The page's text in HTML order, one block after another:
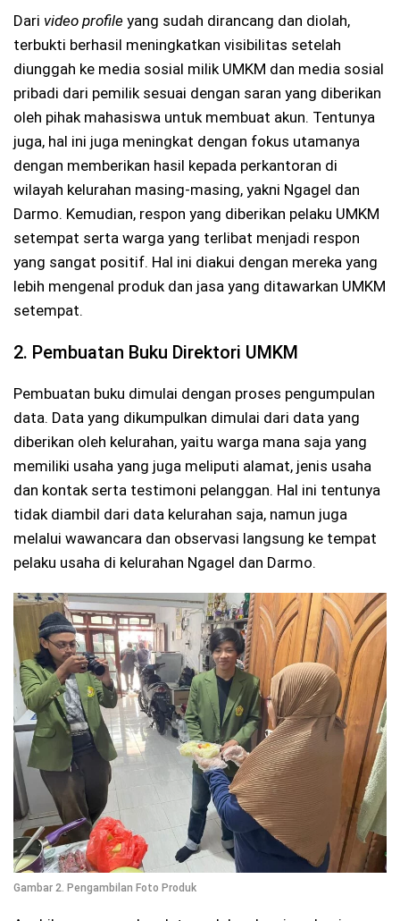
Dari video profile yang sudah dirancang dan diolah,
terbukti berhasil meningkatkan visibilitas setelah
diunggah ke media sosial milik UMKM dan media sosial
pribadi dari pemilik sesuai dengan saran yang diberikan
oleh pihak mahasiswa untuk membuat akun. Tentunya
juga, hal ini juga meningkat dengan fokus utamanya
dengan memberikan hasil kepada perkantoran di
wilayah kelurahan masing-masing, yakni Ngagel dan
Darmo. Kemudian, respon yang diberikan pelaku UMKM
setempat serta warga yang terlibat menjadi respon
yang sangat positif. Hal ini diakui dengan mereka yang
lebih mengenal produk dan jasa yang ditawarkan UMKM
setempat.
2. Pembuatan Buku Direktori UMKM
Pembuatan buku dimulai dengan proses pengumpulan
data. Data yang dikumpulkan dimulai dari data yang
diberikan oleh kelurahan, yaitu warga mana saja yang
memiliki usaha yang juga meliputi alamat, jenis usaha
dan kontak serta testimoni pelanggan. Hal ini tentunya
tidak diambil dari data kelurahan saja, namun juga
melalui wawancara dan observasi langsung ke tempat
pelaku usaha di kelurahan Ngagel dan Darmo.
Gambar 2. Pengambilan Foto Produk